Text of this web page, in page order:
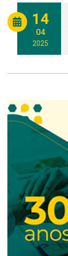
14
04
2025